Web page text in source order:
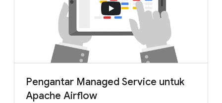
Pengantar Managed Service untuk
Apache Airflow